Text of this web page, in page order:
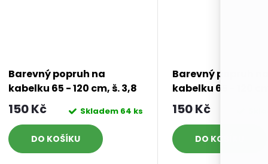
Barevný popruh na
kabelku 65 - 120 cm, š. 3,8
cm, varianta 5
150 Kč Skladem 64 ks
DO KOŠÍKU
Barevný popruh na
kabelku 65 - 120
cm, varianta 6
150 Kč
DO KOŠÍKU